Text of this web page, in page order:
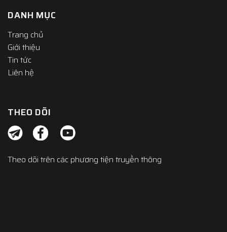
DANH MỤC
Trang chủ
Giới thiệu
Tin tức
Liên hệ
THEO DÕI
Theo dõi trên các phương tiện truyền thông